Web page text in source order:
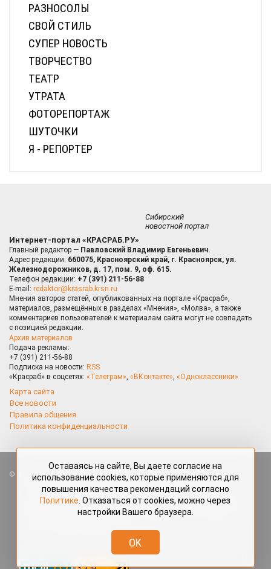
РАЗНОСОЛЫ
СВОЙ СТИЛЬ
СУПЕР НОВОСТЬ
ТВОРЧЕСТВО
ТЕАТР
УТРАТА
ФОТОРЕПОРТАЖ
ШУТОЧКИ
Я - РЕПОРТЕР
Сибирский
новостной портал
Интернет-портал «КРАСРАБ.РУ»
Главный редактор — Павловский Владимир Евгеньевич.
Адрес редакции: 660075, Красноярский край, г. Красноярск, ул.
Железнодорожников, д. 17, пом. 9, оф. 615.
Телефон редакции: +7 (391) 211-56-88
E-mail: redaktor@krasrab.krsn.ru
Мнения авторов статей, опубликованных на портале «Красраб»,
материалов, размещённых в разделах «Мнения», «Молва», а также
комментариев пользователей к материалам сайта могут не совпадать
с позицией редакции.
Архив материалов
Подача рекламы:
+7 (391) 211-56-88
Подписка на новости: RSS
«Красраб» в соцсетях: «Телеграм» «ВКонтакте» «Одноклассники»
Карта сайта
Все новости
Правила общения
Политика конфиденциальности
Все права защищены. Любые материалы, размещённые на портале
«Красраб.ру» сотрудниками редакции, нештатными авторами
и читателями, являются объектами авторского права. Полное или
частичное использование материалов, размещённых на портале
«Красраб.ру», допускается только с письменного согласия редакции
redaktor@krasrab.krsn.ru.
Оставаясь на сайте, Вы даете согласие на
использование cookies, которые применяются для
повышения качества рекомендаций согласно
Политике . Отказаться от cookies, можно через
настройки Вашего браузера.
OK